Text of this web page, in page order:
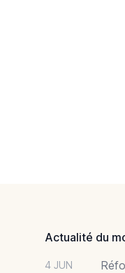
Actualité du
4 JUN